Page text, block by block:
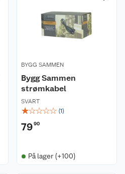
BYGG SAMMEN
Bygg Sammen
strømkabel
SVART
☆☆☆☆☆ (1)
7990
På lager (+100)